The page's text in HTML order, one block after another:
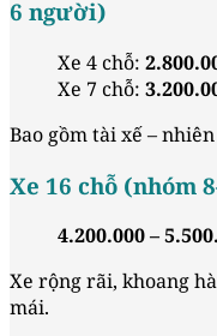
6 người)
Xe 4 chỗ:
Xe 7 chỗ:
Bao gồm tài xế –
Xe 16 chỗ (nhóm
4.200.000 –
Xe rộng rãi, khoang
mái.